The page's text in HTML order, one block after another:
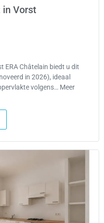
in Vorst
ERA Châtelain biedt u dit
in 2026), ideaal
volgens… Meer